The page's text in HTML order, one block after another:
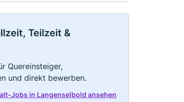
Teilzeit &
Quereinsteiger,
und direkt bewerben.
Jobs in Langenselbold ansehen